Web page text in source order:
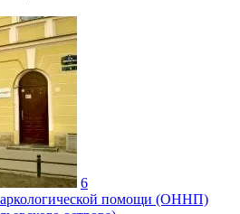
6
помощи (ОННП)